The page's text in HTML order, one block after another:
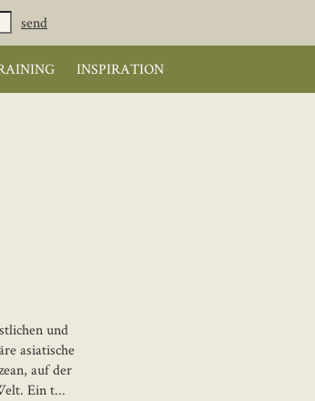
INSPIRATION
und
asiatische
auf der
Ein t...